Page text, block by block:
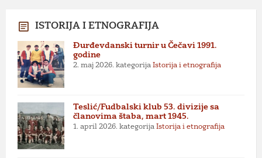
ISTORIJA I ETNOGRAFIJA
Đurđevdanski turnir u Čečavi 1991.
godine
2. maj 2026. kategorija Istorija i etnografija
Teslić/Fudbalski klub 53. divizije sa
članovima štaba, mart 1945.
1. april 2026. kategorija Istorija i etnografija